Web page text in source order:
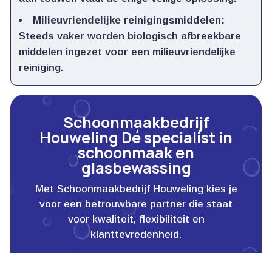
Milieuvriendelijke reinigingsmiddelen:
Steeds vaker worden biologisch afbreekbare
middelen ingezet voor een milieuvriendelijke
reiniging.​
Schoonmaakbedrijf
Houweling Dé specialist in
schoonmaak en
glasbewassing
Met Schoonmaakbedrijf Houweling kies je
voor een betrouwbare partner die staat
voor kwaliteit, flexibiliteit en
klanttevredenheid.